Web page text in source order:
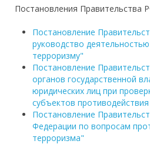
Постановления Правительства
Постановление
руководство
терроризму"
Постановление
органов государственной
юридических лиц при
субъектов
Постановление
Федерации по вопросам
терроризма"